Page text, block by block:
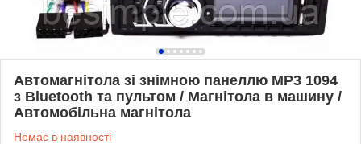
Автомагнітола зі знімною панеллю MP3 1094
з Bluetooth та пультом / Магнітола в машину /
Автомобільна магнітола
Немає в наявності